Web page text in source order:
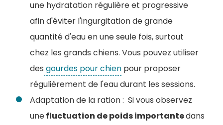
une hydratation régulière et progressive
afin d'éviter l'ingurgitation de grande
quantité d'eau en une seule fois, surtout
chez les grands chiens. Vous pouvez utiliser
des gourdes pour chien pour proposer
régulièrement de l'eau durant les sessions.
Adaptation de la ration : Si vous observez
unefluctuation de poids importantedans